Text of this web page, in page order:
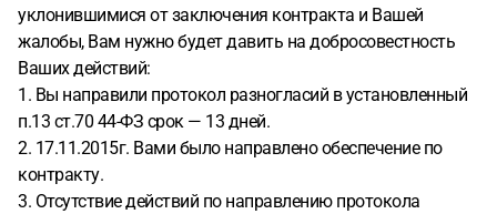
уклонившимися от заключения контракта и Вашей
жалобы, Вам нужно будет давить на добросовестность
Ваших действий:
1. Вы направили протокол разногласий в установленный
п.13 ст.70 44-ФЗ срок — 13 дней.
2. 17.11.2015г. Вами было направлено обеспечение по
контракту.
3. Отсутствие действий по направлению протокола